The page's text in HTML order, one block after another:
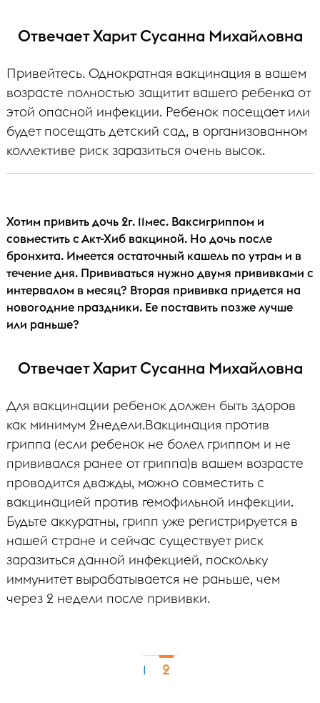
Отвечает Харит Сусанна Михайловна
Привейтесь. Однократная вакцинация в вашем
возрасте полностью защитит вашего ребенка от
этой опасной инфекции. Ребенок посещает или
будет посещать детский сад, в организованном
коллективе риск заразиться очень высок.
Хотим привить дочь 2г. 11мес. Ваксигриппом и
совместить с Акт-Хиб вакциной. Но дочь после
бронхита. Имеется остаточный кашель по утрам и в
течение дня. Прививаться нужно двумя прививками с
интервалом в месяц? Вторая прививка придется на
новогодние праздники. Ее поставить позже лучше
или раньше?
Отвечает Харит Сусанна Михайловна
Для вакцинации ребенок должен быть здоров
как минимум 2недели.Вакцинация против
гриппа (если ребенок не болел гриппом и не
прививался ранее от гриппа)в вашем возрасте
проводится дважды, можно совместить с
вакцинацией против гемофильной инфекции.
Будьте аккуратны, грипп уже регистрируется в
нашей стране и сейчас существует риск
заразиться данной инфекцией, поскольку
иммунитет вырабатывается не раньше, чем
через 2 недели после прививки.
1 2